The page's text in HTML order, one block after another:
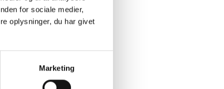
for sociale medier,
oplysninger, du har givet
Marketing
gode
målgruppe,
i det